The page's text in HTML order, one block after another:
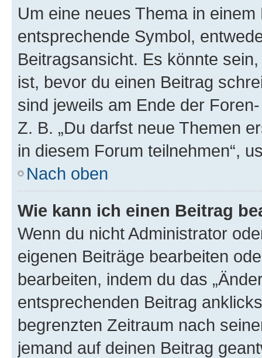
Um eine neues Thema in
entsprechende Symbol,
Beitragsansicht. Es könnte
ist, bevor du einen Beitrag
sind jeweils am Ende der
Z. B. „Du darfst neue Themen
in diesem Forum teilnehmen“,
Nach oben
Wie kann ich einen Beitrag
Wenn du nicht Administrator
eigenen Beiträge bearbeiten
bearbeiten, indem du das
entsprechenden Beitrag
begrenzten Zeitraum nach
jemand auf deinen Beitrag